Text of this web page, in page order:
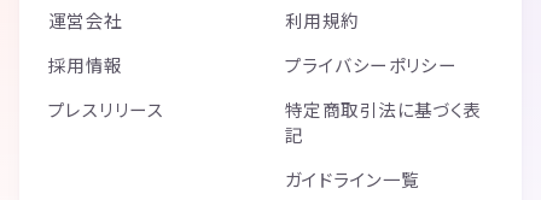
運営会社
採用情報
プレスリリース
利用規約
プライバシーポリシー
特定商取引法に基づく表
記
ガイドライン一覧